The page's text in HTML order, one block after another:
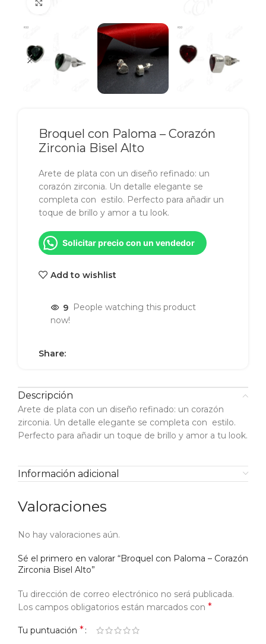
Broquel con Paloma – Corazón
Zirconia Bisel Alto
Arete de plata con un diseño refinado: un
corazón zirconia. Un detalle elegante se
completa con estilo. Perfecto para añadir un
toque de brillo y amor a tu look.
Solicitar precio con un vendedor
Add to wishlist
9 People watching this product
now!
Share:
Descripción
Arete de plata con un diseño refinado: un corazón
zirconia. Un detalle elegante se completa con estilo.
Perfecto para añadir un toque de brillo y amor a tu look.
Información adicional
Valoraciones
No hay valoraciones aún.
Sé el primero en valorar “Broquel con Paloma – Corazón
Zirconia Bisel Alto”
Tu dirección de correo electrónico no será publicada.
Los campos obligatorios están marcados con *
Tu puntuación *